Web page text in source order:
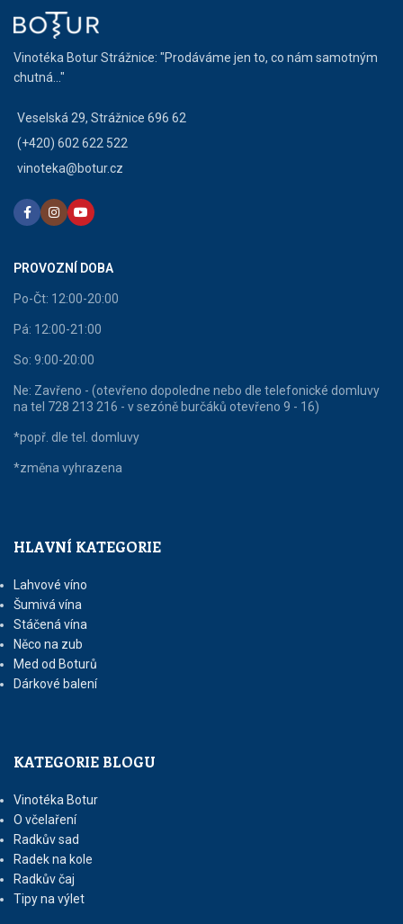
Vinotéka Botur Strážnice: "Prodáváme jen to, co nám samotným
chutná..."
Veselská 29, Strážnice 696 62
(+420) 602 622 522
vinoteka@botur.cz
PROVOZNÍ DOBA
Po-Čt: 12:00-20:00
Pá: 12:00-21:00
So: 9:00-20:00
Ne: Zavřeno - (otevřeno dopoledne nebo dle telefonické domluvy
na tel 728 213 216 - v sezóně burčáků otevřeno 9 - 16)
*popř. dle tel. domluvy
*změna vyhrazena
HLAVNÍ KATEGORIE
Lahvové víno
Šumivá vína
Stáčená vína
Něco na zub
Med od Boturů
Dárkové balení
KATEGORIE BLOGU
Vinotéka Botur
O včelaření
Radkův sad
Radek na kole
Radkův čaj
Tipy na výlet